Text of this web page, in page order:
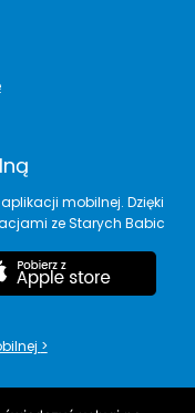
mobilnej. Dzięki
ze Starych Babic
>